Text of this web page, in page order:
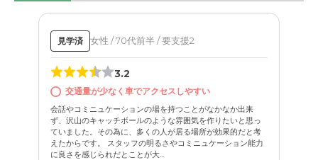
見学済 女性 / 70代前半 / 要支援2
3.2
交通量が少なく車でアクセスしやすい
会話やコミニュケーションの場を持つことがなかなか出来
ず、沢山のキャッチボールのような雰囲気を作りたいと思っ
ていました。その為に、多くの人が居る場所が効果的だと考
えたからです。 スタッフの明るさやコミニュケーション能力
に良さを感じられだとことが大...